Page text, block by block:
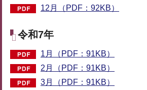
12月（PDF：92KB）
令和7年
1月（PDF：91KB）
2月（PDF：91KB）
3月（PDF：91KB）